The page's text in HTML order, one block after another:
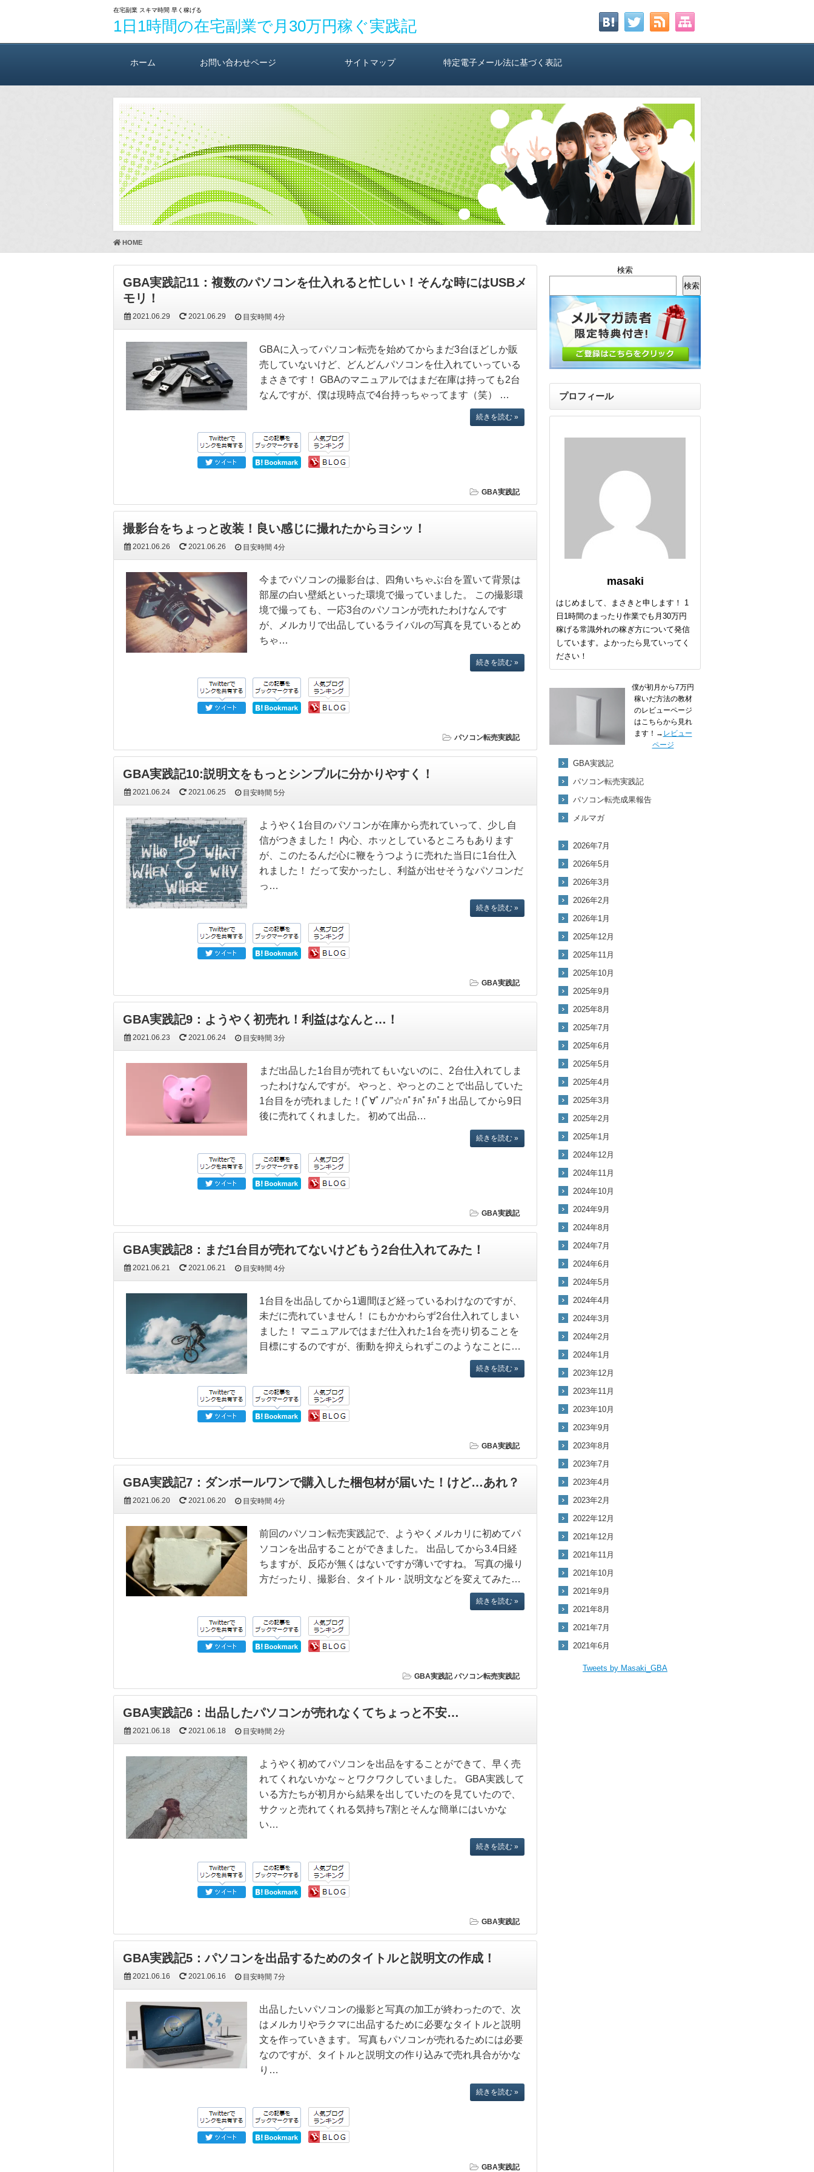
在宅副業 スキマ時間 早く稼げる
1日1時間の在宅副業で月30万円稼ぐ実践記
ホーム お問い合わせページ サイトマップ 特定電子メール法に基づく表記
HOME
GBA実践記11：複数のパソコンを仕入れると忙しい！そんな時にはUSBメ
モリ！
2021.06.29 2021.06.29 目安時間4分
GBAに入ってパソコン転売を始めてからまだ3台ほどしか販
売していないけど、どんどんパソコンを仕入れていっている
まさきです！ GBAのマニュアルではまだ在庫は持っても2台
なんですが、僕は現時点で4台持っちゃってます（笑） …
続きを読む »
GBA実践記
撮影台をちょっと改装！良い感じに撮れたからヨシッ！
2021.06.26 2021.06.26 目安時間4分
今までパソコンの撮影台は、四角いちゃぶ台を置いて背景は
部屋の白い壁紙といった環境で撮っていました。 この撮影環
境で撮っても、一応3台のパソコンが売れたわけなんです
が、メルカリで出品しているライバルの写真を見ているとめ
ちゃ…
続きを読む »
パソコン転売実践記
GBA実践記10:説明文をもっとシンプルに分かりやすく！
2021.06.24 2021.06.25 目安時間5分
ようやく1台目のパソコンが在庫から売れていって、少し自
信がつきました！ 内心、ホッとしているところもあります
が、このたるんだ心に鞭をうつように売れた当日に1台仕入
れました！ だって安かったし、利益が出せそうなパソコンだ
っ…
続きを読む »
GBA実践記
GBA実践記9：ようやく初売れ！利益はなんと…！
2021.06.23 2021.06.24 目安時間3分
まだ出品した1台目が売れてもいないのに、2台仕入れてしま
ったわけなんですが。 やっと、やっとのことで出品していた
1台目をが売れました！(ﾟ∀ﾟﾉﾉ”☆ﾊﾟﾁﾊﾟﾁﾊﾟﾁ 出品してから9日
後に売れてくれました。 初めて出品…
続きを読む »
GBA実践記
GBA実践記8：まだ1台目が売れてないけどもう2台仕入れてみた！
2021.06.21 2021.06.21 目安時間4分
1台目を出品してから1週間ほど経っているわけなのですが、
未だに売れていません！ にもかかわらず2台仕入れてしまい
ました！ マニュアルではまだ仕入れた1台を売り切ることを
目標にするのですが、衝動を抑えられずこのようなことに…
続きを読む »
GBA実践記
GBA実践記7：ダンボールワンで購入した梱包材が届いた！けど…あれ？
2021.06.20 2021.06.20 目安時間4分
前回のパソコン転売実践記で、ようやくメルカリに初めてパ
ソコンを出品することができました。 出品してから3.4日経
ちますが、反応が無くはないですが薄いですね。 写真の撮り
方だったり、撮影台、タイトル・説明文などを変えてみた…
続きを読む »
GBA実践記 パソコン転売実践記
GBA実践記6：出品したパソコンが売れなくてちょっと不安…
2021.06.18 2021.06.18 目安時間2分
ようやく初めてパソコンを出品をすることができて、早く売
れてくれないかな～とワクワクしていました。 GBA実践して
いる方たちが初月から結果を出していたのを見ていたので、
サクッと売れてくれる気持ち7割とそんな簡単にはいかな
い…
続きを読む »
GBA実践記
GBA実践記5：パソコンを出品するためのタイトルと説明文の作成！
2021.06.16 2021.06.16 目安時間7分
出品したいパソコンの撮影と写真の加工が終わったので、次
はメルカリやラクマに出品するために必要なタイトルと説明
文を作っていきます。 写真もパソコンが売れるためには必要
なのですが、タイトルと説明文の作り込みで売れ具合がかな
り…
続きを読む »
GBA実践記
検索
検索
プロフィール
masaki
はじめまして、まさきと申します！ 1
日1時間のまったり作業でも月30万円
稼げる常識外れの稼ぎ方について発信
しています。よかったら見ていってく
ださい！
僕が初月から7万円
稼いだ方法の教材
のレビューページ
はこちらから見れ
ます！→ レビュー
ページ
GBA実践記
パソコン転売実践記
パソコン転売成果報告
メルマガ
2026年7月
2026年5月
2026年3月
2026年2月
2026年1月
2025年12月
2025年11月
2025年10月
2025年9月
2025年8月
2025年7月
2025年6月
2025年5月
2025年4月
2025年3月
2025年2月
2025年1月
2024年12月
2024年11月
2024年10月
2024年9月
2024年8月
2024年7月
2024年6月
2024年5月
2024年4月
2024年3月
2024年2月
2024年1月
2023年12月
2023年11月
2023年10月
2023年9月
2023年8月
2023年7月
2023年4月
2023年2月
2022年12月
2021年12月
2021年11月
2021年10月
2021年9月
2021年8月
2021年7月
2021年6月
Tweets by Masaki_GBA